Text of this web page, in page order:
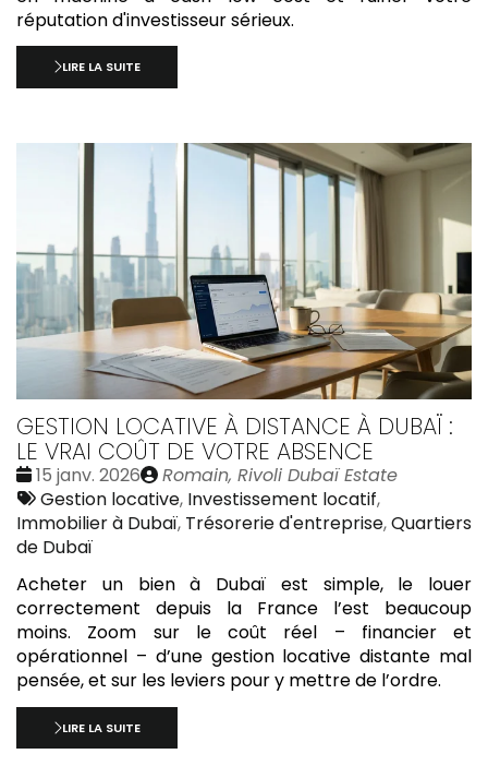
réputation d'investisseur sérieux.
LIRE LA SUITE
GESTION LOCATIVE À DISTANCE À DUBAÏ :
LE VRAI COÛT DE VOTRE ABSENCE
Date
:
15 janv. 2026
Publié
par
Romain, Rivoli Dubaï Estate
Tags
:
Gestion locative, Investissement locatif,
Immobilier à Dubaï, Trésorerie d'entreprise,Quartiers
de Dubaï
Acheter un bien à Dubaï est simple, le louer
correctement depuis la France l’est beaucoup
moins. Zoom sur le coût réel – financier et
opérationnel – d’une gestion locative distante mal
pensée, et sur les leviers pour y mettre de l’ordre.
LIRE LA SUITE